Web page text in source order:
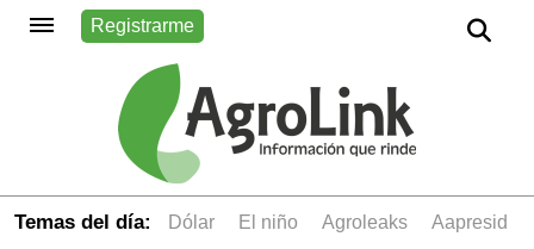
Registrarme
Temas del día: dólar el niño Agroleaks
aapresid